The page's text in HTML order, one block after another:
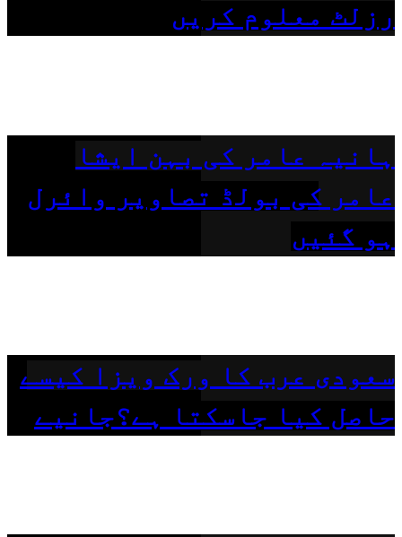
رزلٹ معلوم کریں
ہانیہ عامر کی بہن ایشا
عامر کی بولڈ تصاویر وائرل
ہو گئیں
سعودی عرب کا ورک ویزا کیسے
حاصل کیا جاسکتا ہے؟جانیے